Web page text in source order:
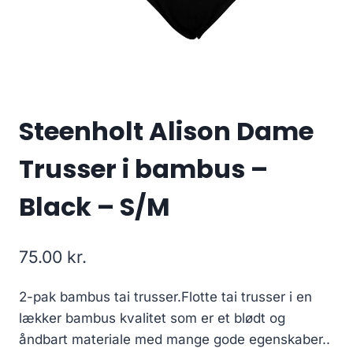
Steenholt Alison Dame
Trusser i bambus –
Black – S/M
75.00 kr.
2-pak bambus tai trusser.Flotte tai trusser i en
lækker bambus kvalitet som er et blødt og
åndbart materiale med mange gode egenskaber..